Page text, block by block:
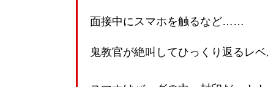
面接中にスマホを触るなど……
鬼教官が絶叫してひっくり返るレベ